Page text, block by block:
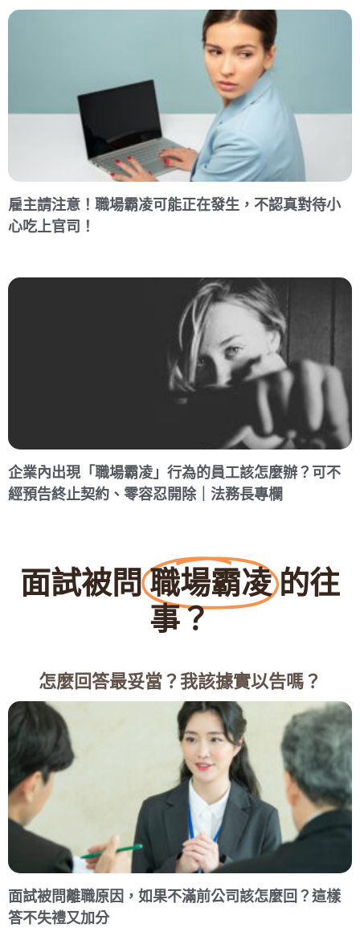
雇主請注意！職場霸凌可能正在發生，不認真對待小
心吃上官司！
企業內出現「職場霸凌」行為的員工該怎麼辦？可不
經預告終止契約、零容忍開除｜法務長專欄
面試被問 職場霸凌 的往
事？
怎麼回答最妥當？我該據實以告嗎？
面試被問離職原因，如果不滿前公司該怎麼回？這樣
答不失禮又加分